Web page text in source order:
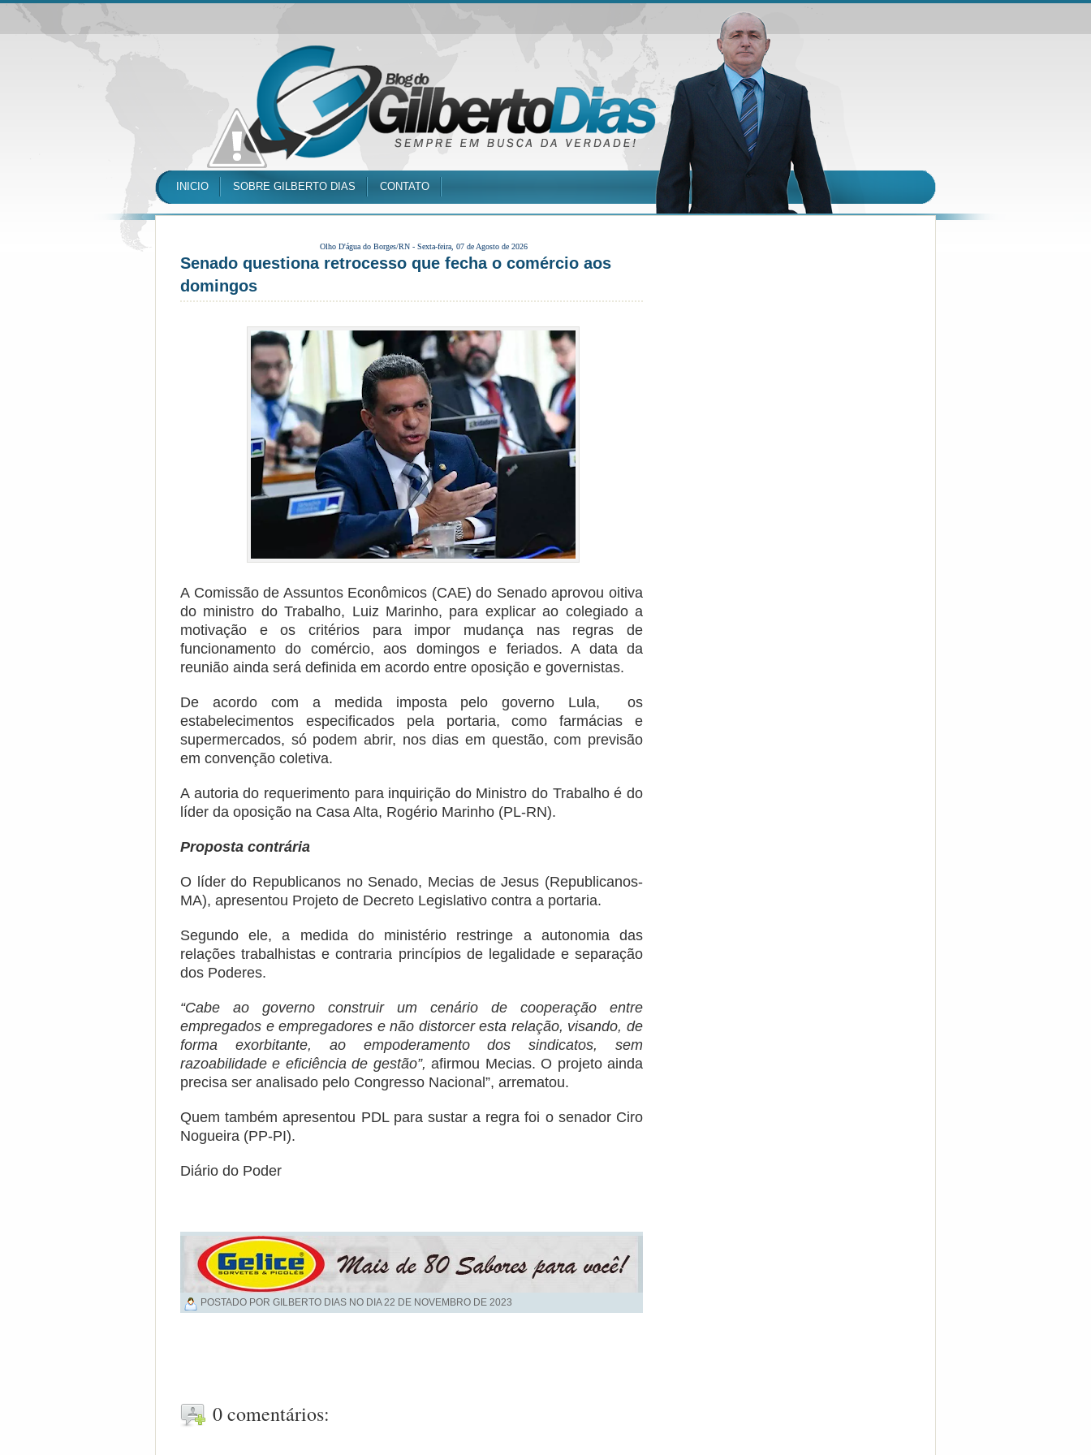
INICIO SOBRE GILBERTO DIAS CONTATO
Olho D'água do Borges/RN - Sexta-feira, 07 de Agosto de 2026
Senado questiona retrocesso que fecha o comércio aos
domingos
A Comissão de Assuntos Econômicos (CAE) do Senado aprovou oitiva
do ministro do Trabalho, Luiz Marinho, para explicar ao colegiado a
motivação e os critérios para impor mudança nas regras de
funcionamento do comércio, aos domingos e feriados. A data da
reunião ainda será definida em acordo entre oposição e governistas.
De acordo com a medida imposta pelo governo Lula, os
estabelecimentos especificados pela portaria, como farmácias e
supermercados, só podem abrir, nos dias em questão, com previsão
em convenção coletiva.
A autoria do requerimento para inquirição do Ministro do Trabalho é do
líder da oposição na Casa Alta, Rogério Marinho (PL-RN).
Proposta contrária
O líder do Republicanos no Senado, Mecias de Jesus (Republicanos-
MA), apresentou Projeto de Decreto Legislativo contra a portaria.
Segundo ele, a medida do ministério restringe a autonomia das
relações trabalhistas e contraria princípios de legalidade e separação
dos Poderes.
“Cabe ao governo construir um cenário de cooperação entre
empregados e empregadores e não distorcer esta relação, visando, de
forma exorbitante, ao empoderamento dos sindicatos, sem
razoabilidade e eficiência de gestão”, afirmou Mecias. O projeto ainda
precisa ser analisado pelo Congresso Nacional”, arrematou.
Quem também apresentou PDL para sustar a regra foi o senador Ciro
Nogueira (PP-PI).
Diário do Poder
POSTADO POR GILBERTO DIAS NO DIA22 DE NOVEMBRO DE 2023
0 comentários: